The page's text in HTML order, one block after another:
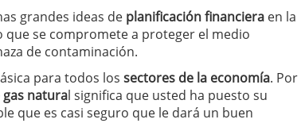
grandes ideas de planificación financiera en la
que se compromete a proteger el medio
de contaminación.
para todos los sectores de la economía. Por
gas natural significa que usted ha puesto su
que es casi seguro que le dará un buen